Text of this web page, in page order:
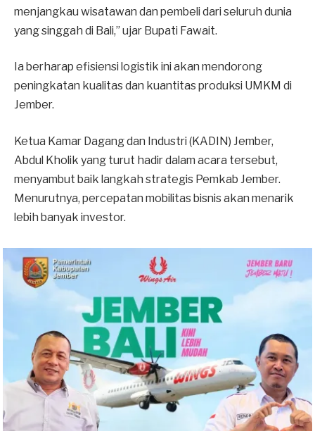
menjangkau wisatawan dan pembeli dari seluruh dunia
yang singgah di Bali,” ujar Bupati Fawait.
​Ia berharap efisiensi logistik ini akan mendorong
peningkatan kualitas dan kuantitas produksi UMKM di
Jember.
​Ketua Kamar Dagang dan Industri (KADIN) Jember,
Abdul Kholik yang turut hadir dalam acara tersebut,
menyambut baik langkah strategis Pemkab Jember.
Menurutnya, percepatan mobilitas bisnis akan menarik
lebih banyak investor.